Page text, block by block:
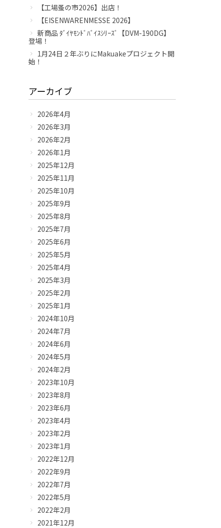
【工場蚤の市2026】出店！
【EISENWARENMESSE 2026】
新商品 ﾀﾞｲﾔﾓﾝﾄﾞﾊﾞｲｽｼﾘｰｽﾞ【DVM-190DG】
登場！
1月24日２年ぶりにMakuakeプロジェクト開
始！
アーカイブ
2026年4月
2026年3月
2026年2月
2026年1月
2025年12月
2025年11月
2025年10月
2025年9月
2025年8月
2025年7月
2025年6月
2025年5月
2025年4月
2025年3月
2025年2月
2025年1月
2024年10月
2024年7月
2024年6月
2024年5月
2024年2月
2023年10月
2023年8月
2023年6月
2023年4月
2023年2月
2023年1月
2022年12月
2022年9月
2022年7月
2022年5月
2022年2月
2021年12月